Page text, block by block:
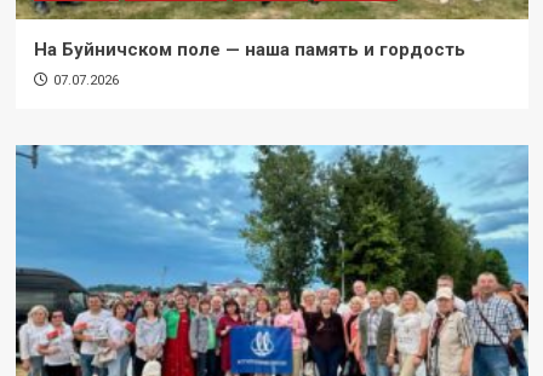
На Буйничском поле — наша память и гордость
07.07.2026